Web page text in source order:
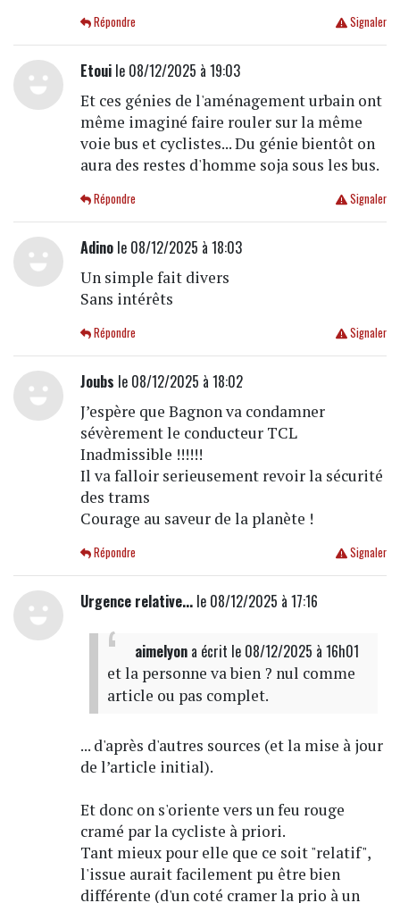
Signaler
Répondre
Etouile 08/12/2025 à 19:03
Et ces génies de l'aménagement urbain ont
même imaginé faire rouler sur la même
voie bus et cyclistes... Du génie bientôt on
aura des restes d'homme soja sous les bus.
Signaler
Répondre
Adinole 08/12/2025 à 18:03
Un simple fait divers
Sans intérêts
Signaler
Répondre
Joubs le 08/12/2025 à 18:02
J’espère que Bagnon va condamner
sévèrement le conducteur TCL
Inadmissible !!!!!!
Il va falloir serieusement revoir la sécurité
des trams
Courage au saveur de la planète !
Signaler
Répondre
Urgence relative...le 08/12/2025 à 17:16
aimelyona écrit le 08/12/2025 à 16h01
et la personne va bien ? nul comme
article ou pas complet.
... d'après d'autres sources (et la mise à jour
de l’article initial).
Et donc on s'oriente vers un feu rouge
cramé par la cycliste à priori.
Tant mieux pour elle que ce soit "relatif",
l'issue aurait facilement pu être bien
différente (d'un coté cramer la prio à un